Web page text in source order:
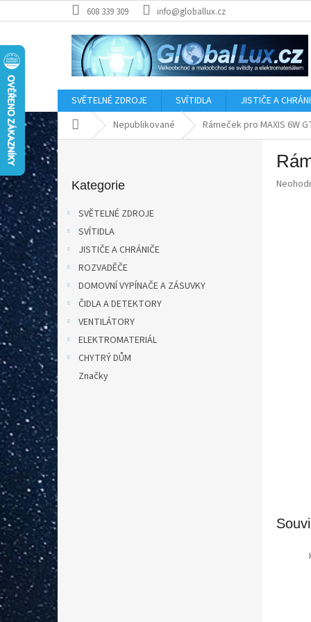
na
608 339 309 info@globallux.cz
SVĚTELNÉ ZDROJE SVÍTIDLA JISTIČE A
Domů Nepublikované Rámeček pro MAXIS 6W
P
s
r
a
n
í
a
n
e
l
kategorie
Kategorie
SVĚTELNÉ ZDROJE
SVÍTIDLA
JISTIČE A CHRÁNIČE
ROZVADĚČE
DOMOVNÍ VYPÍNAČE A ZÁSUVKY
ČIDLA A DETEKTORY
VENTILÁTORY
ELEKTROMATERIÁL
CHYTRÝ DŮM
Značky